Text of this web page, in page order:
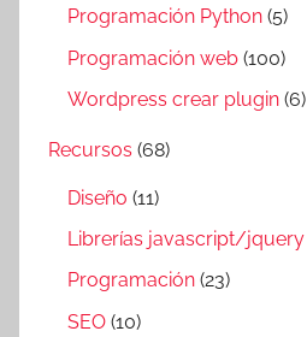
Programación Python (5)
Programación web (100)
Wordpress crear plugin (6)
Recursos (68)
Diseño (11)
Librerías javascript/jquery
Programación (23)
SEO (10)